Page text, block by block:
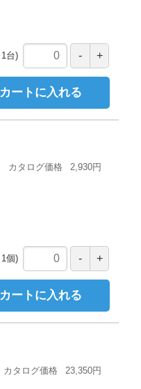
1 台
カートに入れる
カタログ価格 2,930円
1個
カートに入れる
カタログ価格 23,350円